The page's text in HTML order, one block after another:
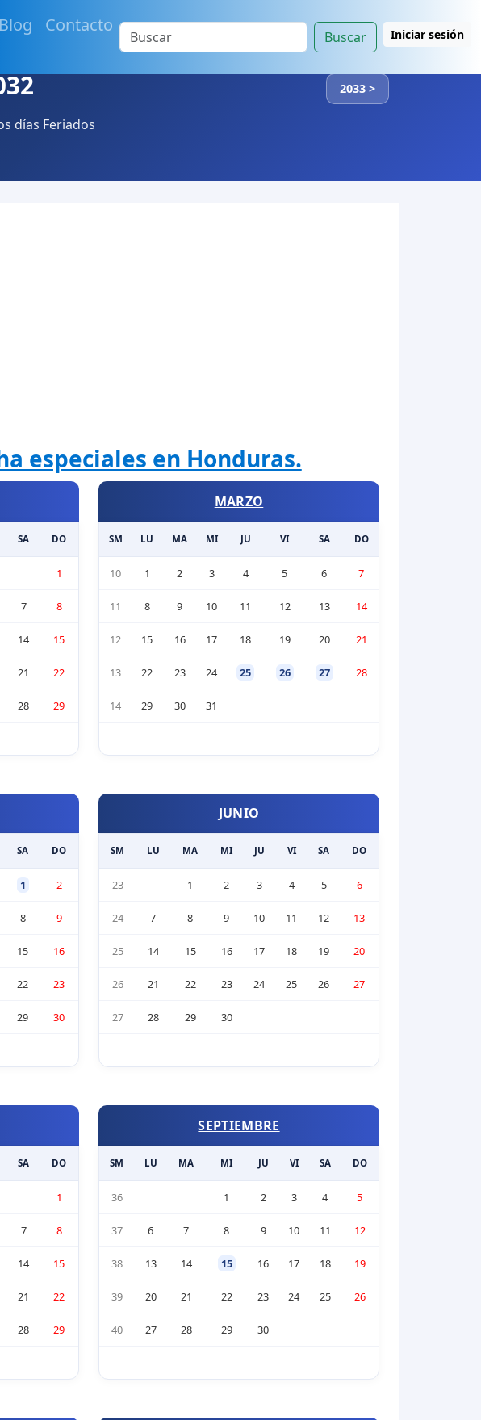
Blog Contacto
Buscar Iniciar sesión
2033 >
días Feriados
especiales en Honduras.
SA DO
1
7 8
14 15
21 22
28 29
MARZO
SM LU MA MI JU VI SA DO
10 1 2 3 4 5 6 7
11 8 9 10 11 12 13 14
12 15 16 17 18 19 20 21
13 22 23 24 25 26 27 28
14 29 30 31
SA DO
1 2
8 9
15 16
22 23
29 30
JUNIO
SM LU MA MI JU VI SA DO
23 1 2 3 4 5 6
24 7 8 9 10 11 12 13
25 14 15 16 17 18 19 20
26 21 22 23 24 25 26 27
27 28 29 30
SA DO
1
7 8
14 15
21 22
28 29
SEPTIEMBRE
SM LU MA MI JU VI SA DO
36 1 2 3 4 5
37 6 7 8 9 10 11 12
38 13 14 15 16 17 18 19
39 20 21 22 23 24 25 26
40 27 28 29 30